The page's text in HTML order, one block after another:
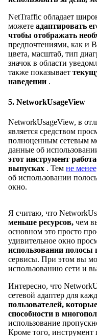
NetTraffic обладает
можете адаптировать
чтобы отображать
предпочтениями, как и
цвета, масштаб, тип
значок в области
также показывает
наведении .
5. NetworkUsageView
NetworkUsageView, в
является средством
полноценным сетевым
данные об
этот инструмент
выпусках . Тем не
об использовании
окно.
Я считаю, что
меньше ресурсов, чем
основном это просто
удивительное окно
использовании
сервисы. При этом вы
использованию сети и
Интересно, что
сетевой адаптер для
пользователей,
способности в
использование
Кроме того, инструмент